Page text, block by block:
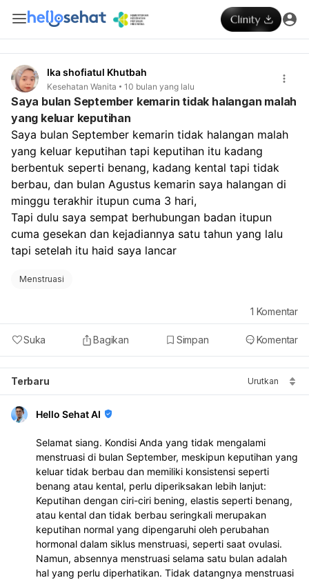
Ika shofiatul Khutbah
Kesehatan Wanita 10 bulan yang lalu
Saya bulan September kemarin tidak halangan malah
yang keluar keputihan
Saya bulan September kemarin tidak halangan malah
yang keluar keputihan tapi keputihan itu kadang
berbentuk seperti benang, kadang kental tapi tidak
berbau, dan bulan Agustus kemarin saya halangan di
minggu terakhir itupun cuma 3 hari,
Tapi dulu saya sempat berhubungan badan itupun
cuma gesekan dan kejadiannya satu tahun yang lalu
tapi setelah itu haid saya lancar
Menstruasi
Suka Bagikan Simpan Komentar
1 Komentar
Terbaru Urutkan
Hello Sehat AI
Selamat siang. Kondisi Anda yang tidak mengalami
menstruasi di bulan September, meskipun keputihan yang
keluar tidak berbau dan memiliki konsistensi seperti
benang atau kental, perlu diperiksakan lebih lanjut:
Keputihan dengan ciri-ciri bening, elastis seperti benang,
atau kental dan tidak berbau seringkali merupakan
keputihan normal yang dipengaruhi oleh perubahan
hormonal dalam siklus menstruasi, seperti saat ovulasi.
Namun, absennya menstruasi selama satu bulan adalah
hal yang perlu diperhatikan. Tidak datangnya menstruasi